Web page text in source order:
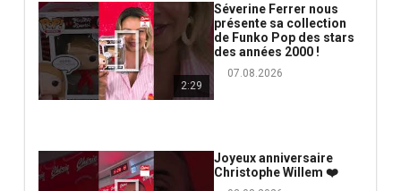
2:29
Séverine Ferrer nous
présente sa collection
de Funko Pop des stars
des années 2000 !
07.08.2026
Joyeux anniversaire
Christophe Willem ❤️